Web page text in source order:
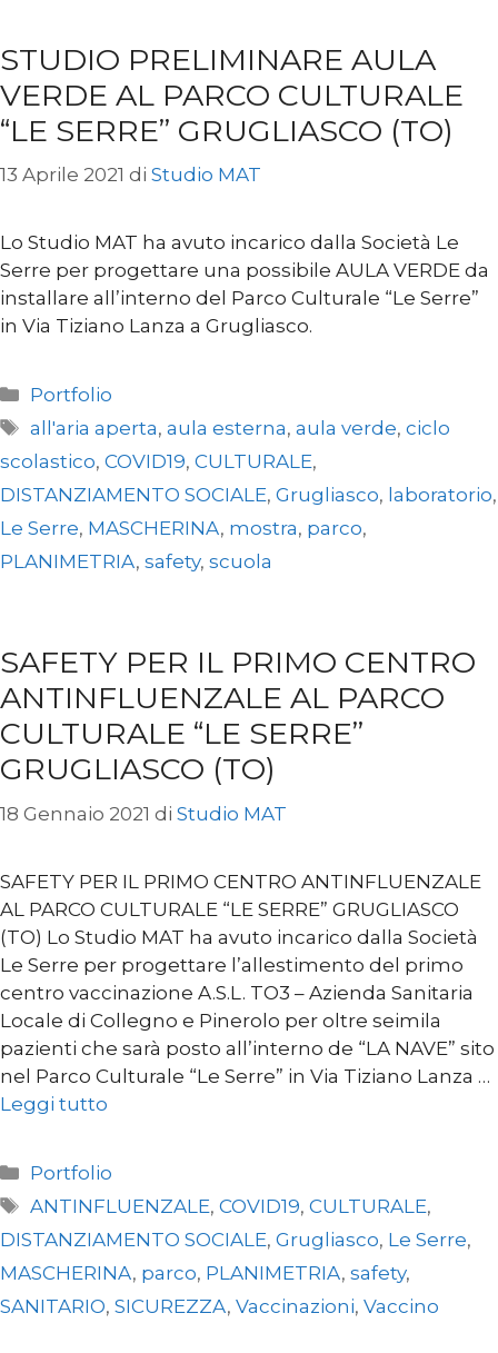
STUDIO PRELIMINARE AULA
VERDE AL PARCO CULTURALE
“LE SERRE” GRUGLIASCO (TO)
13 Aprile 2021 di Studio MAT
Lo Studio MAT ha avuto incarico dalla Società Le
Serre per progettare una possibile AULA VERDE da
installare all’interno del Parco Culturale “Le Serre”
in Via Tiziano Lanza a Grugliasco.
Categorie
Portfolio
Tag
all'aria aperta,aula esterna,aula verde,ciclo
scolastico, COVID19, CULTURALE,
DISTANZIAMENTO SOCIALE, Grugliasco, laboratorio,
Le Serre, MASCHERINA, mostra, parco,
PLANIMETRIA, safety, scuola
SAFETY PER IL PRIMO CENTRO
ANTINFLUENZALE AL PARCO
CULTURALE “LE SERRE”
GRUGLIASCO (TO)
18 Gennaio 2021 di Studio MAT
SAFETY PER IL PRIMO CENTRO ANTINFLUENZALE
AL PARCO CULTURALE “LE SERRE” GRUGLIASCO
(TO) Lo Studio MAT ha avuto incarico dalla Società
Le Serre per progettare l’allestimento del primo
centro vaccinazione A.S.L. TO3 – Azienda Sanitaria
Locale di Collegno e Pinerolo per oltre seimila
pazienti che sarà posto all’interno de “LA NAVE” sito
nel Parco Culturale “Le Serre” in Via Tiziano Lanza …
Leggi tutto
Categorie
Portfolio
Tag
ANTINFLUENZALE,COVID19,CULTURALE,
DISTANZIAMENTO SOCIALE, Grugliasco, Le Serre,
MASCHERINA, parco, PLANIMETRIA, safety,
SANITARIO, SICUREZZA, Vaccinazioni, Vaccino